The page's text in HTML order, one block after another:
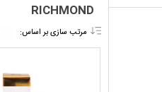
RICHMOND
مرتب سازی بر اساس: